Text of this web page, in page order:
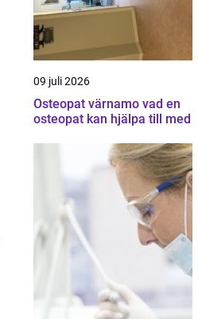
09 juli 2026
Osteopat värnamo vad en
osteopat kan hjälpa till med